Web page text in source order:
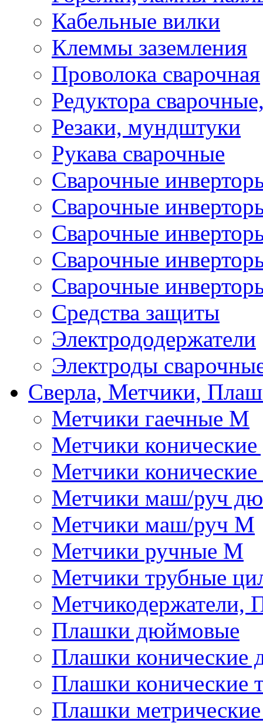
Кабельные вилки
Клеммы заземления
Проволока сварочная
Редуктора
Резаки, мундштуки
Рукава сварочные
Сварочные
Сварочные
Сварочные
Сварочные
Сварочные
Средства защиты
Электрододержатели
Электроды
Сверла, Метчики,
Метчики гаечные М
Метчики
Метчики
Метчики маш/руч
Метчики маш/руч М
Метчики ручные М
Метчики трубные
Метчикодержатели,
Плашки дюймовые
Плашки
Плашки конические
Плашки